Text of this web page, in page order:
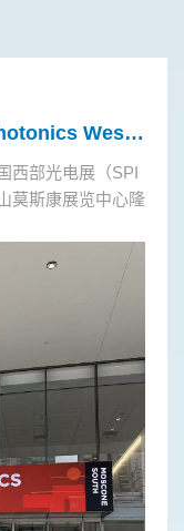
2025美国西部光电展（SPIE Photonics West 2025）
部光电展（SPI
莫斯康展览中心隆
...